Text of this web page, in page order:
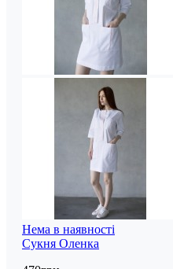
Нема в наявності
Сукня Оленка